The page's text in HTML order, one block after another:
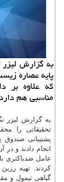
به گزارش
پایه عصاره
كه علاوه بر
مناسبی هم
به گزارش لیزر
تحقیقاتی را
پشتیبانی صندوق
انجام دادند و در
عامل ضدباکتری
کردند. تهیه
گیاهی تیمول و